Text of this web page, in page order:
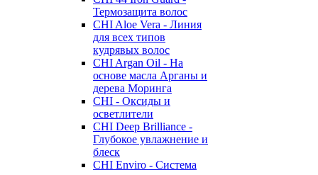
Термозащита волос
CHI Aloe Vera - Линия
для всех типов
кудрявых волос
CHI Argan Oil - На
основе масла Арганы и
дерева Моринга
CHI - Оксиды и
осветлители
CHI Deep Brilliance -
Глубокое увлажнение и
блеск
CHI Enviro - Система